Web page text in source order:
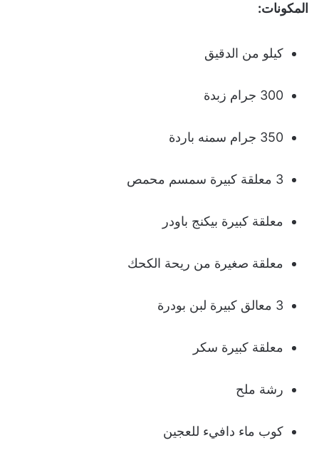
المكونات:
كيلو من الدقيق
300 جرام زبدة
350 جرام سمنه باردة
3 معلقة كبيرة سمسم محمص
معلقة كبيرة بيكنج باودر
معلقة صغيرة من ريحة الكحك
3 معالق كبيرة لبن بودرة
معلقة كبيرة سكر
رشة ملح
كوب ماء دافيء للعجين